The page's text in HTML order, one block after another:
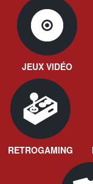
JEUX VIDÉO
RETROGAMING